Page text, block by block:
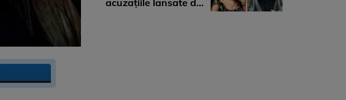
acuzațiile lansate de